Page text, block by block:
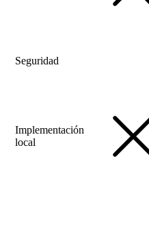
Seguridad
Implementación
local